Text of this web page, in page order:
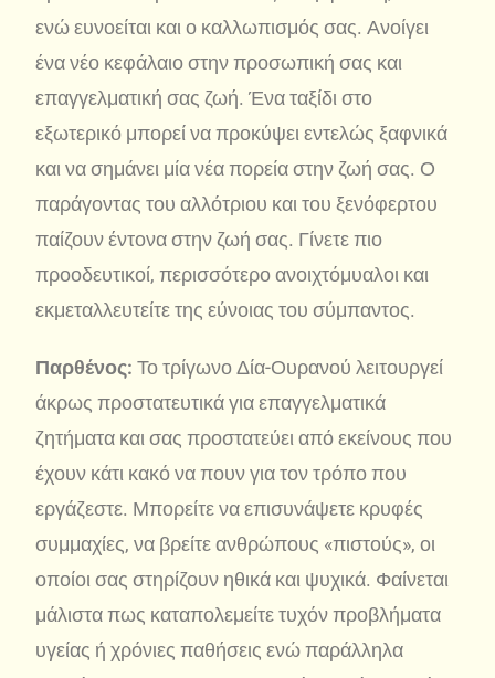
ενώ ευνοείται και ο καλλωπισμός σας. Ανοίγει
ένα νέο κεφάλαιο στην προσωπική σας και
επαγγελματική σας ζωή. Ένα ταξίδι στο
εξωτερικό μπορεί να προκύψει εντελώς ξαφνικά
και να σημάνει μία νέα πορεία στην ζωή σας. Ο
παράγοντας του αλλότριου και του ξενόφερτου
παίζουν έντονα στην ζωή σας. Γίνετε πιο
προοδευτικοί, περισσότερο ανοιχτόμυαλοι και
εκμεταλλευτείτε της εύνοιας του σύμπαντος.
Παρθένος:Το τρίγωνο Δία-Ουρανού λειτουργεί
άκρως προστατευτικά για επαγγελματικά
ζητήματα και σας προστατεύει από εκείνους που
έχουν κάτι κακό να πουν για τον τρόπο που
εργάζεστε. Μπορείτε να επισυνάψετε κρυφές
συμμαχίες, να βρείτε ανθρώπους «πιστούς», οι
οποίοι σας στηρίζουν ηθικά και ψυχικά. Φαίνεται
μάλιστα πως καταπολεμείτε τυχόν προβλήματα
υγείας ή χρόνιες παθήσεις ενώ παράλληλα